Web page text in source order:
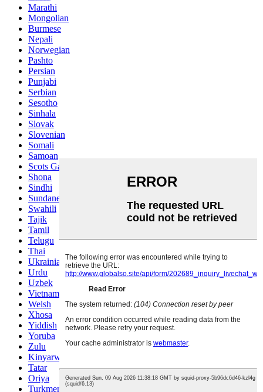
Marathi
Mongolian
Burmese
Nepali
Norwegian
Pashto
Persian
Punjabi
Serbian
Sesotho
Sinhala
Slovak
Slovenian
Somali
Samoan
Scots Gaelic
Shona
Sindhi
Sundanese
Swahili
Tajik
Tamil
Telugu
Thai
Ukrainian
Urdu
Uzbek
Vietnamese
Welsh
Xhosa
Yiddish
Yoruba
Zulu
Kinyarwanda
Tatar
Oriya
Turkmen